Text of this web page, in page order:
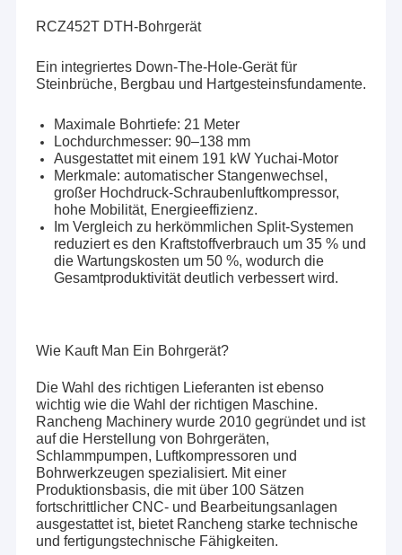
RCZ452T DTH-Bohrgerät
Ein integriertes Down-The-Hole-Gerät für
Steinbrüche, Bergbau und Hartgesteinsfundamente.
Maximale Bohrtiefe: 21 Meter
Lochdurchmesser: 90–138 mm
Ausgestattet mit einem 191 kW Yuchai-Motor
Merkmale: automatischer Stangenwechsel,
großer Hochdruck-Schraubenluftkompressor,
hohe Mobilität, Energieeffizienz.
Im Vergleich zu herkömmlichen Split-Systemen
reduziert es den Kraftstoffverbrauch um 35 % und
die Wartungskosten um 50 %, wodurch die
Gesamtproduktivität deutlich verbessert wird.
Wie Kauft Man Ein Bohrgerät?
Die Wahl des richtigen Lieferanten ist ebenso
wichtig wie die Wahl der richtigen Maschine.
Rancheng Machinery wurde 2010 gegründet und ist
auf die Herstellung von Bohrgeräten,
Schlammpumpen, Luftkompressoren und
Bohrwerkzeugen spezialisiert. Mit einer
Produktionsbasis, die mit über 100 Sätzen
fortschrittlicher CNC- und Bearbeitungsanlagen
ausgestattet ist, bietet Rancheng starke technische
und fertigungstechnische Fähigkeiten.